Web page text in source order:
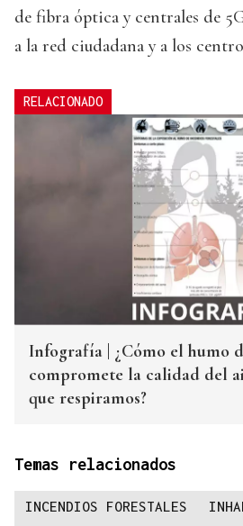
de fibra óptica y centrales de
a la red ciudadana y a los
RELACIONADO
Infografía | ¿Cómo el humo
compromete la calidad del
que respiramos?
Temas relacionados
INCENDIOS FORESTALES